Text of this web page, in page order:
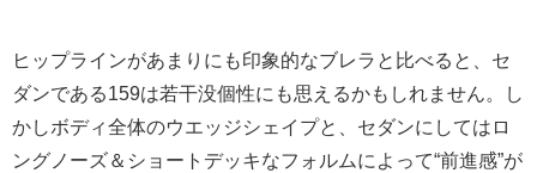
ヒップラインがあまりにも印象的なブレラと比べると、セ
ダンである159は若干没個性にも思えるかもしれません。し
かしボディ全体のウエッジシェイプと、セダンにしてはロ
ングノーズ＆ショートデッキなフォルムによって“前進感”が